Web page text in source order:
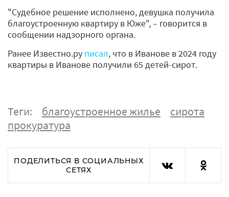
"Судебное решение исполнено, девушка получила
благоустроенную квартиру в Юже", – говорится в
сообщении надзорного органа.
Ранее Известно.ру писал, что в Иванове в 2024 году
квартиры в Иванове получили 65 детей-сирот.
Теги: благоустроенное жилье
сирота
прокуратура
ПОДЕЛИТЬСЯ В СОЦИАЛЬНЫХ
СЕТЯХ